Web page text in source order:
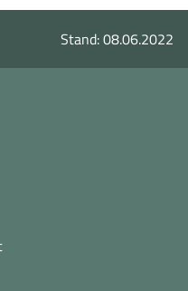
Fenster)
Stand: 08.06.2022